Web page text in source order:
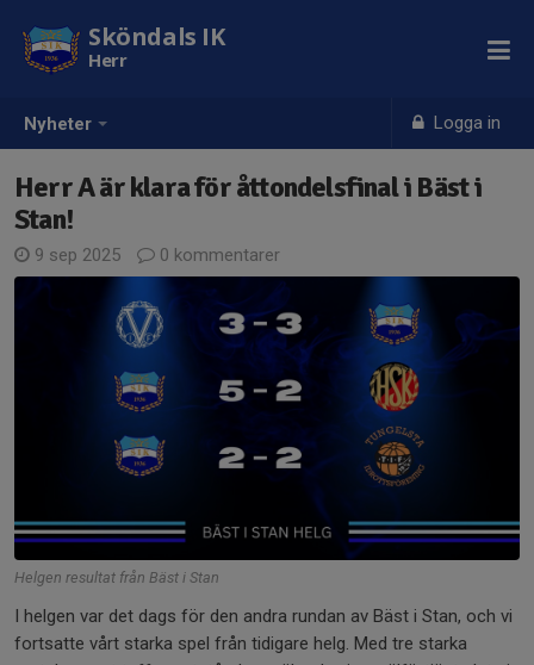
Nyheter Logga in
Sköndals IK
Herr
Herr A är klara för åttondelsfinal i Bäst i
Stan!
9 sep 2025 0 kommentarer
Helgen resultat från Bäst i Stan
I helgen var det dags för den andra rundan av Bäst i Stan, och vi
fortsatte vårt starka spel från tidigare helg. Med tre starka